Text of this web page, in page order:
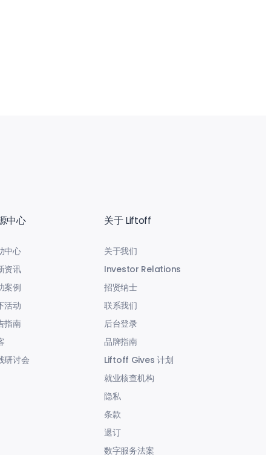
中心
中心
资讯
案例
活动
指南
研讨会
关于 Liftoff
关于我们
Investor Relations
招贤纳士
联系我们
后台登录
品牌指南
Liftoff Gives 计划
就业核查机构
隐私
条款
退订
数字服务法案